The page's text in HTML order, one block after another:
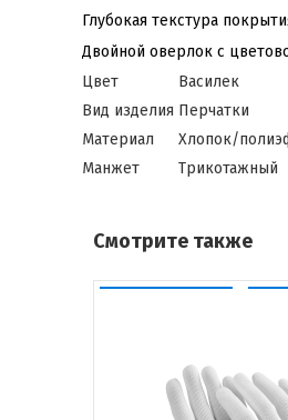
Глубокая текстура
Двойной оверлок с
Цвет
Василек
Вид изделия Перчатки
Материал
Хлопок/
Манжет
Трикотажный
Смотрите также